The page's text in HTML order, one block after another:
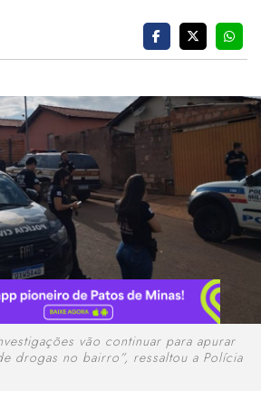
vão continuar para apurar
drogas no bairro”, ressaltou a Polícia